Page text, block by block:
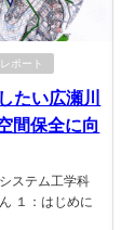
ポート
たい広瀬川
間保全に向
ステム工学科
１：はじめに